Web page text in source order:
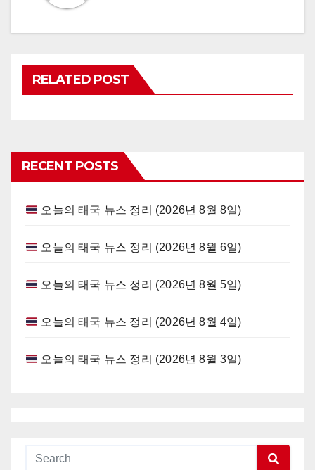
RELATED POST
RECENT POSTS
오늘의 태국 뉴스 정리 (2026년 8월 8일)
오늘의 태국 뉴스 정리 (2026년 8월 6일)
오늘의 태국 뉴스 정리 (2026년 8월 5일)
오늘의 태국 뉴스 정리 (2026년 8월 4일)
오늘의 태국 뉴스 정리 (2026년 8월 3일)